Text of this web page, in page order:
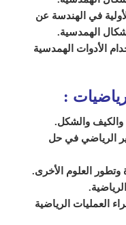
في الهندسة عن
الهمدسية.
الأدوات الهمدسية
:
والشكل.
الرياضي في حل
العلوم الأخرى.
العمليات الرياضية